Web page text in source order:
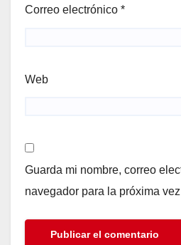
Correo electrónico *
Web
Guarda mi nombre, correo
navegador para la próxima